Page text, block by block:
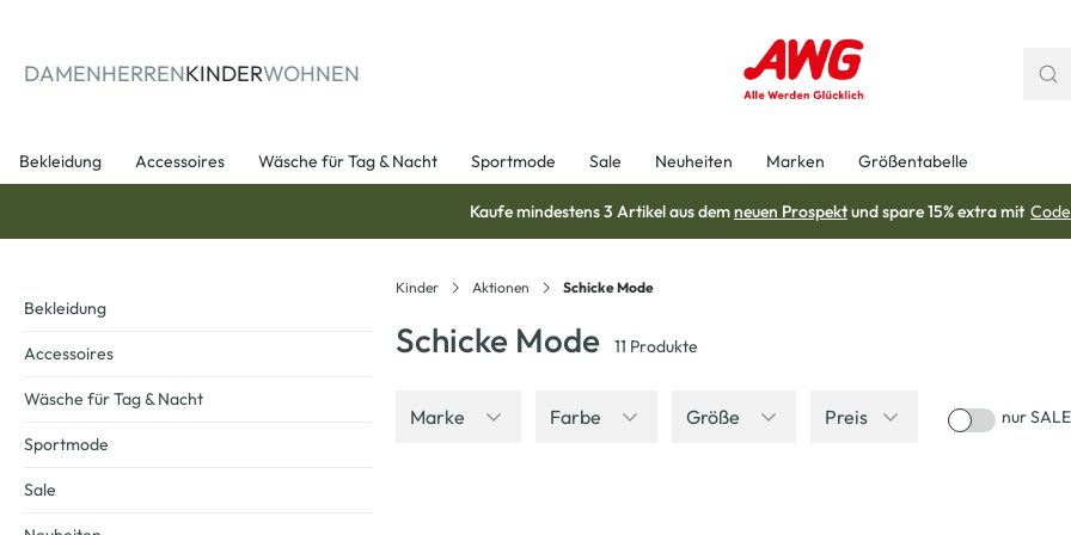
DAMENHERRENKINDERWOHNEN
Bekleidung Accessoires Wäsche für Tag & Nacht Sportmode Sale Neuheiten Marken Größentabelle
Kaufe mindestens 3 Artikel aus demneuen Prospektund spare 15% extra mit
Kinder Aktionen Schicke Mode
Schicke Mode 11 Produkte
Marke Farbe Größe Preis nur
Bekleidung
Accessoires
Wäsche für Tag & Nacht
Sportmode
Sale